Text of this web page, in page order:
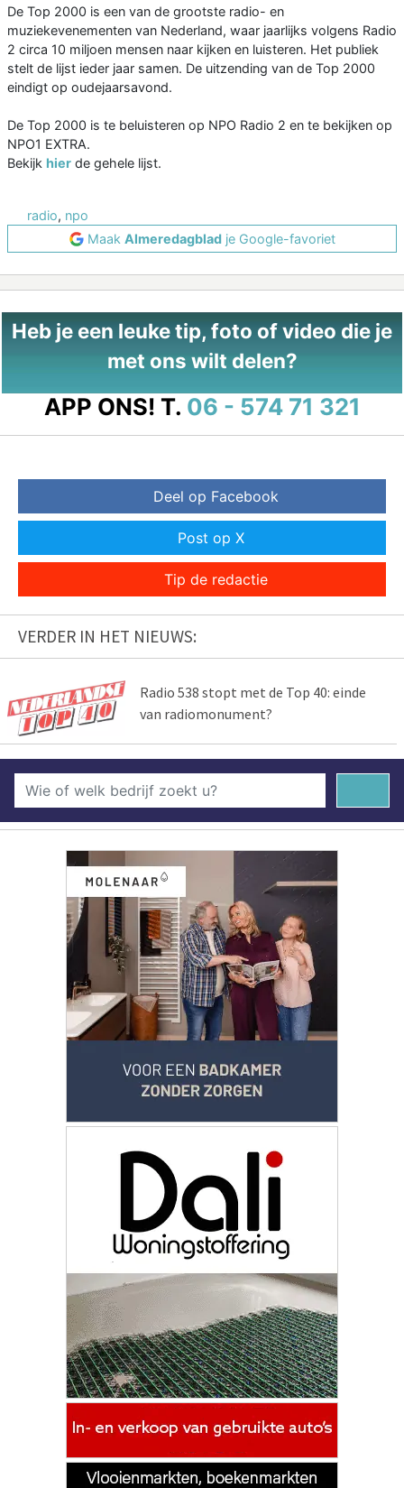
De Top 2000 is een van de grootste radio- en
muziekevenementen van Nederland, waar jaarlijks volgens Radio
2 circa 10 miljoen mensen naar kijken en luisteren. Het publiek
stelt de lijst ieder jaar samen. De uitzending van de Top 2000
eindigt op oudejaarsavond.
De Top 2000 is te beluisteren op NPO Radio 2 en te bekijken op
NPO1 EXTRA.
Bekijk hier de gehele lijst.
radio, npo
Maak Almeredagbladje Google-favoriet
Heb je een leuke tip, foto of video die je
met ons wilt delen?
APP ONS! T. 06 - 574 71 321
Deel op Facebook
Post op X
Tip de redactie
VERDER IN HET NIEUWS:
Radio 538 stopt met de Top 40: einde
van radiomonument?